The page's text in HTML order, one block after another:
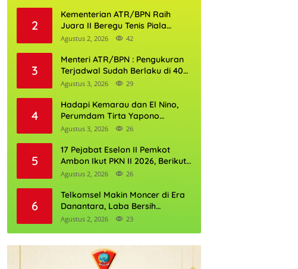
2
Kementerian ATR/BPN Raih
Juara II Beregu Tenis Piala
Gubernur DKI Jakarta 2026
Agustus 2, 2026 42
3
Menteri ATR/BPN : Pengukuran
Terjadwal Sudah Berlaku di 400
Kantor Pertanahan
Agustus 3, 2026 29
4
Hadapi Kemarau dan El Nino,
Perumdam Tirta Yapono
Perkuat Cadangan Air Ambon
Agustus 3, 2026 26
5
17 Pejabat Eselon II Pemkot
Ambon Ikut PKN II 2026, Berikut
Daftarnya
Agustus 2, 2026 26
6
Telkomsel Makin Moncer di Era
Danantara, Laba Bersih
Semester I 2026 Tembus Rp10,4
Agustus 2, 2026 23